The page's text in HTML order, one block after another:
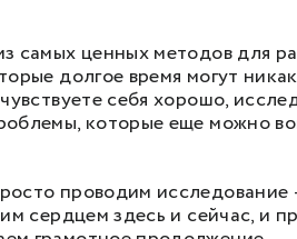
самых ценных методов для
долгое время могут
себя хорошо,
которые еще можно
проводим
сердцем здесь и сейчас, и